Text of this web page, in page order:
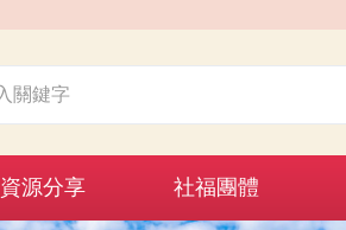
資源分享 社福團體